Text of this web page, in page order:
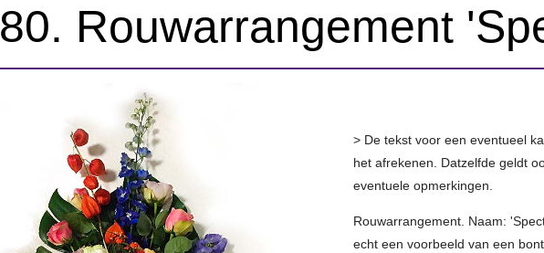
80. Rouwarrangement
> De tekst voor een eventueel
het afrekenen. Datzelfde geldt
eventuele opmerkingen.
Rouwarrangement. Naam:
echt een voorbeeld van een